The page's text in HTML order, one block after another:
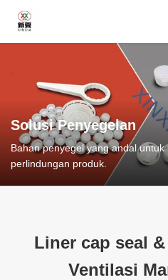
Solusi Penyegelan
Bahan penyegel yang andal
perlindungan produk.
Liner cap seal &
Ventilasi